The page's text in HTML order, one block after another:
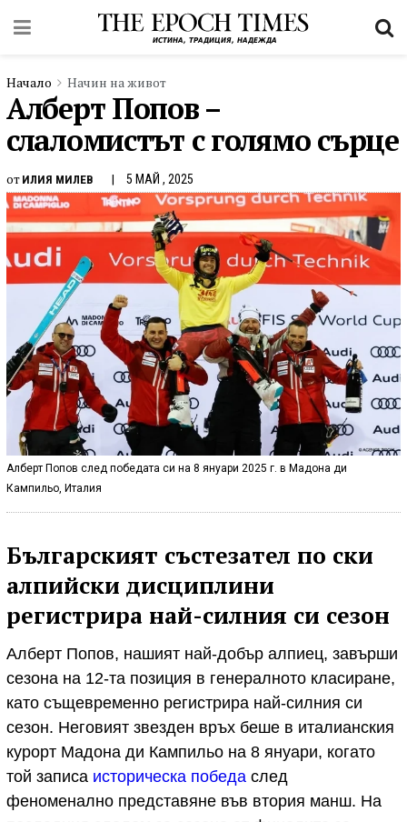
Начало Начин на живот
Алберт Попов –
слаломистът с голямо сърце
от ИЛИЯ МИЛЕВ 5 МАЙ , 2025
Алберт Попов след победата си на 8 януари 2025 г. в Мадона ди
Кампильо, Италия
Българският състезател по ски
алпийски дисциплини
регистрира най-силния си сезон
Алберт Попов, нашият най-добър алпиец, завърши
сезона на 12-та позиция в генералното класиране,
като същевременно регистрира най-силния си
сезон. Неговият звезден връх беше в италианския
курорт Мадона ди Кампильо на 8 януари, когато
той записа историческа победа след
феноменално представяне във втория манш. На